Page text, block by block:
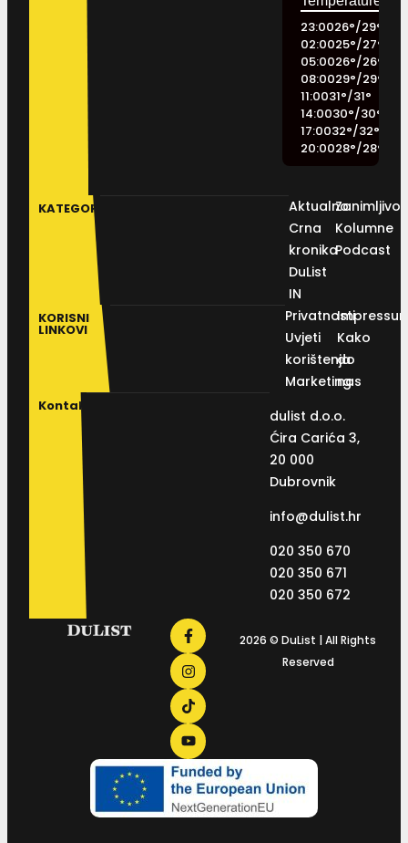
23:0026°/29°
02:0025°/27°
05:0026°/26°
08:0029°/29°
11:0031°/31°
14:0030°/30°
17:0032°/32°
20:0028°/28°
KATEGORIJE
Aktualno
Crna
kronika
DuList
IN
Kolumne
Podcast
KORISNI
LINKOVI
Privatnosti
Uvjeti
korištenja
Marketing
Kako
do
nas
Kontakt
dulist d.o.o.
Ćira Carića 3,
20 000
Dubrovnik
info@dulist.hr
020 350 670
020 350 671
020 350 672
2026 © DuList | All Rights
Reserved